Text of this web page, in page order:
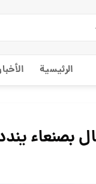
الرئيسية
بصنعاء